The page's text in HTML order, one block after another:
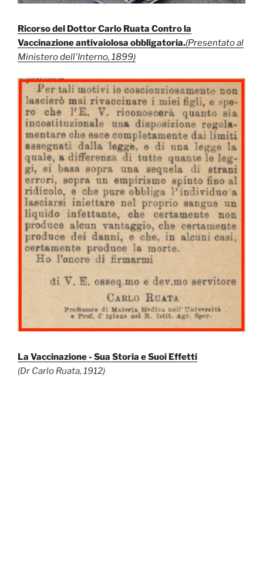
Ricorso del Dottor Carlo Ruata Contro la
Vaccinazione antivaiolosa obbligatoria.(Presentato al
Ministero dell'Interno, 1899)
La Vaccinazione - Sua Storia e Suoi Effetti
(Dr Carlo Ruata, 1912)